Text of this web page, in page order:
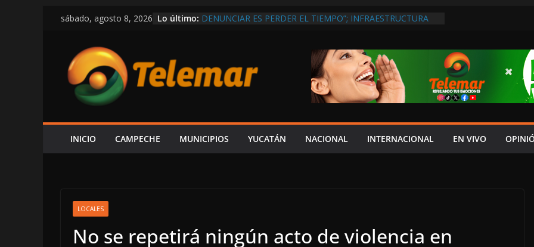
Saltar
contenido
sábado, agosto 8, 2026 Lo último: DENUNCIAR ES PERDER EL TIEMPO”; INFRAESTRUCTURA
EN LAS TRIPAS DEL JAGUAR: 08 DE AGOSTO DE 2026
CAPTAN A LAYDA EN UNA DE LAS CADENAS DE ARTÍCULOS
DE LUJO MÁS GRANDES DE EUROPA: MARCEL CARRILLO
VIVE CAMPECHE SU PEOR MOMENTO: PAN; LA ECONOMÍA
ESTÁ EN RETROCESO, CRECE LA INSEGURIDAD, NO HAY
SE DERRUMBA EL MITO
INICIO
CAMPECHE MUNICIPIOS YUCATÁN NACIONAL INTERNACIONAL EN VIVO
LOCALES
No se repetirá ningún acto de violencia en